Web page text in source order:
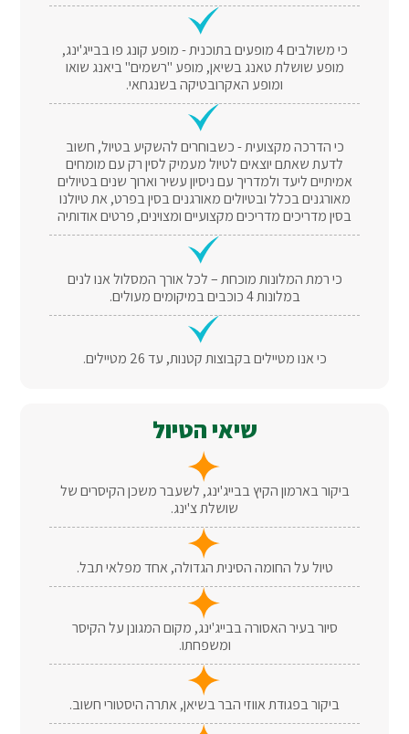
כי משולבים 4 מופעים בתוכנית - מופע קונג פו בבייג'ינג,
מופע שושלת טאנג בשיאן, מופע "רשמים" ביאנג שואו
ומופע האקרובטיקה בשנגחאי.
כי הדרכה מקצועית - כשבוחרים להשקיע בטיול, חשוב
לדעת שאתם יוצאים לטיול מעמיק לסין רק עם מומחים
אמיתיים ליעד ולמדריך עם ניסיון עשיר וארוך שנים בטיולים
מאורגנים בכלל ובטיולים מאורגנים בסין בפרט, את טיולנו
בסין מדריכים מדריכים מקצועיים ומצוינים, פרטים אודותיה
כי רמת המלונות מוכחת – לכל אורך המסלול אנו לנים
במלונות 4 כוכבים במיקומים מעולים.
כי אנו מטיילים בקבוצות קטנות, עד 26 מטיילים.
שיאי הטיול
ביקור בארמון הקיץ בבייג'ינג, לשעבר משכן הקיסרים של
שושלת צ'ינג.
טיול על החומה הסינית הגדולה, אחד מפלאי תבל.
סיור בעיר האסורה בבייג'ינג, מקום המגונן על הקיסר
ומשפחתו.
ביקור בפגודת אווזי הבר בשיאן, אתרה היסטורי חשוב.